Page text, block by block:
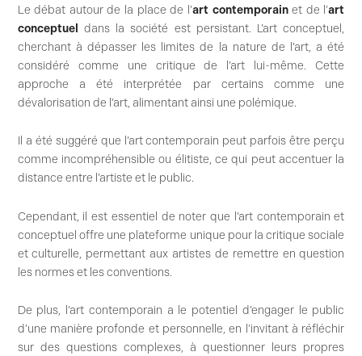
Le débat autour de la place de l’art contemporainet de l’art
conceptuel
dans la société est persistant. L’art conceptuel,
cherchant à dépasser les limites de la nature de l’art, a été
considéré comme une critique de l’art lui-même. Cette
approche a été interprétée par certains comme une
dévalorisation de l’art, alimentant ainsi une polémique.
Il a été suggéré que l’art contemporain peut parfois être perçu
comme incompréhensible ou élitiste, ce qui peut accentuer la
distance entre l’artiste et le public.
Cependant, il est essentiel de noter que l’art contemporain et
conceptuel offre une plateforme unique pour la critique sociale
et culturelle, permettant aux artistes de remettre en question
les normes et les conventions.
De plus, l’art contemporain a le potentiel d’engager le public
d’une manière profonde et personnelle, en l’invitant à réfléchir
sur des questions complexes, à questionner leurs propres